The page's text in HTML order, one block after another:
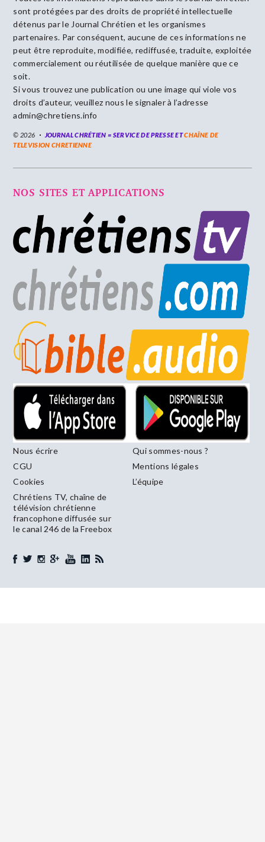
sont protégées par des droits de propriété intellectuelle
détenus par le Journal Chrétien et les organismes
partenaires. Par conséquent, aucune de ces informations ne
peut être reproduite, modifiée, rediffusée, traduite, exploitée
commercialement ou réutilisée de quelque manière que ce
soit.
Si vous trouvez une publication ou une image qui viole vos
droits d’auteur, veuillez nous le signaler à l’adresse
admin@chretiens.info
© 2026 JOURNAL CHRÉTIEN = SERVICE DE PRESSE ETCHAÎNE DE
TELEVISION CHRETIENNE
NOS SITES ET APPLICATIONS
Nous écrire
Qui sommes-nous ?
CGU
Mentions légales
Cookies
L’équipe
Chrétiens TV, chaîne de
télévision chrétienne
francophone diffusée sur
le canal 246 de la Freebox